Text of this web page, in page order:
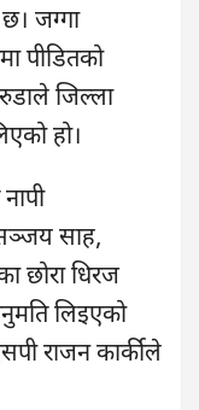
जग्गा
पीडितको
जिल्ला
हो।
सञ्जय साह,
छोरा धिरज
लिइएको
राजन कार्कीले